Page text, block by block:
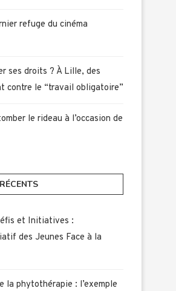
refuge du cinéma
ses droits ? À Lille, des
contre le “travail obligatoire”
le rideau à l’occasion de
et Initiatives :
des Jeunes Face à la
la phytothérapie : l’exemple